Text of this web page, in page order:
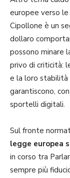
europee verso
Cipollone è un
dollaro
possono minare
privo di criticità:
e la loro
garantiscono,
sportelli digitali.
Sul fronte
legge europea
in corso tra
sempre più